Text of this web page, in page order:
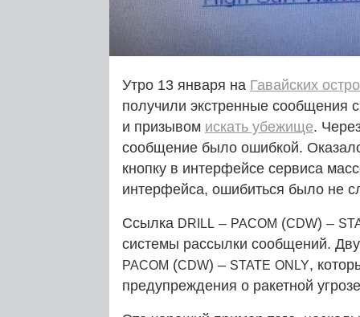
Утро 13 января на Гавайских
получили экстренные сообщения
и призывом искать убежище.
сообщение было ошибкой.
кнопку в интерфейсе сервиса
интерфейса, ошибиться было не
Ссылка DRILL – PACOM (CDW) –
системы рассылки сообщений.
PACOM (CDW) – STATE ONLY,
предупреждения о ракетной